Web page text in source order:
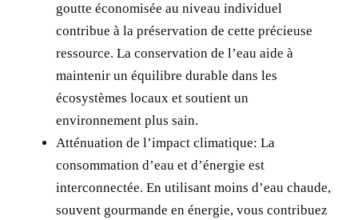
goutte économisée au niveau individuel
contribue à la préservation de cette précieuse
ressource. La conservation de l’eau aide à
maintenir un équilibre durable dans les
écosystèmes locaux et soutient un
environnement plus sain.
Atténuation de l’impact climatique: La
consommation d’eau et d’énergie est
interconnectée. En utilisant moins d’eau chaude,
souvent gourmande en énergie, vous contribuez